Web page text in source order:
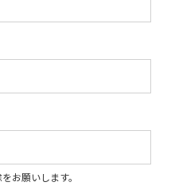
お願いします。